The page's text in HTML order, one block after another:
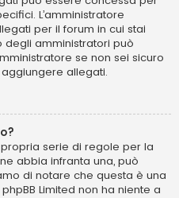
L’amministratore
per il forum in cui stai
degli amministratori può
se non sei sicuro
allegati.
serie di regole per la
abbia infranta una, può
di notare che questa è una
Limited non ha niente a